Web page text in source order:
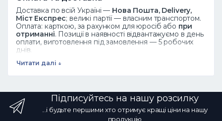
Доставка по всій Україні — Нова Пошта, Delivery,
Міст Експрес; великі партії — власним транспортом.
Оплата: карткою, за рахунком для юросіб або при
отриманні. Позиції в наявності відвантажуємо в день
оплати, виготовлення під замовлення — 5 робочих
днів.
Дивіться також
Часті запитання
Як замовити?
Додайте товар у кошик або
Читати далі ↓
Підписуйтесь на нашу розсилку
...і будьте першими хто отримує кращі ціни на нашу
продукцію